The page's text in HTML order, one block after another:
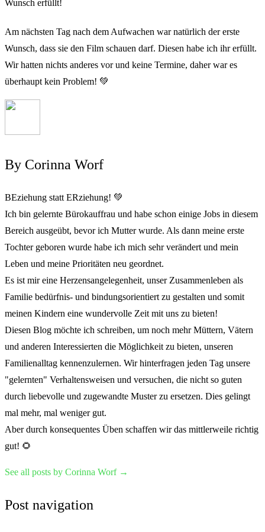
Wunsch erfüllt!
Am nächsten Tag nach dem Aufwachen war natürlich der erste
Wunsch, dass sie den Film schauen darf. Diesen habe ich ihr erfüllt.
Wir hatten nichts anderes vor und keine Termine, daher war es
überhaupt kein Problem! 💚
By Corinna Worf
BEziehung statt ERziehung! 💚
Ich bin gelernte Bürokauffrau und habe schon einige Jobs in diesem
Bereich ausgeübt, bevor ich Mutter wurde. Als dann meine erste
Tochter geboren wurde habe ich mich sehr verändert und mein
Leben und meine Prioritäten neu geordnet.
Es ist mir eine Herzensangelegenheit, unser Zusammenleben als
Familie bedürfnis- und bindungsorientiert zu gestalten und somit
meinen Kindern eine wundervolle Zeit mit uns zu bieten!
Diesen Blog möchte ich schreiben, um noch mehr Müttern, Vätern
und anderen Interessierten die Möglichkeit zu bieten, unseren
Familienalltag kennenzulernen. Wir hinterfragen jeden Tag unsere
"gelernten" Verhaltensweisen und versuchen, die nicht so guten
durch liebevolle und zugewandte Muster zu ersetzen. Dies gelingt
mal mehr, mal weniger gut.
Aber durch konsequentes Üben schaffen wir das mittlerweile richtig
gut! 🌻
See all posts by Corinna Worf →
Post navigation